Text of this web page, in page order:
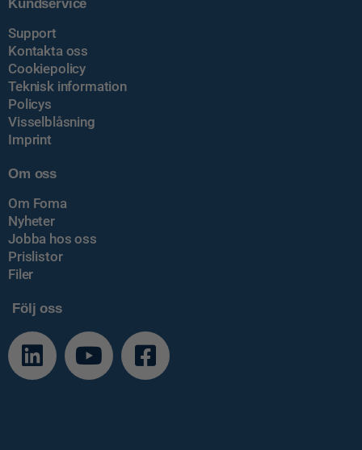
Kundservice
Support
Kontakta oss
Cookiepolicy
Teknisk information
Policys
Visselblåsning
Imprint
Om oss
Om Foma
Nyheter
Jobba hos oss
Prislistor
Filer
Följ oss